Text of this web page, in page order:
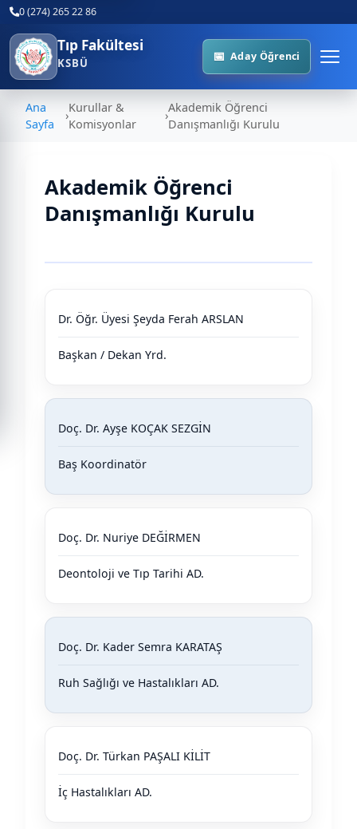
0 (274) 265 22 86
Tıp Fakültesi
KSBÜ Aday Öğrenci
Ana
Sayfa
›
Kurullar &
Komisyonlar
›
Akademik Öğrenci
Danışmanlığı Kurulu
Akademik Öğrenci
Danışmanlığı Kurulu
Dr. Öğr. Üyesi Şeyda Ferah ARSLAN
Başkan / Dekan Yrd.
Doç. Dr. Ayşe KOÇAK SEZGİN
Baş Koordinatör
Doç. Dr. Nuriye DEĞİRMEN
Deontoloji ve Tıp Tarihi AD.
Doç. Dr. Kader Semra KARATAŞ
Ruh Sağlığı ve Hastalıkları AD.
Doç. Dr. Türkan PAŞALI KİLİT
İç Hastalıkları AD.